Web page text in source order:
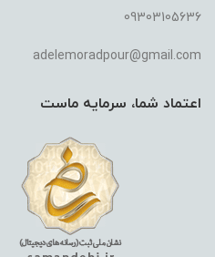
09303105636
adelemoradpour@gmail.com
اعتماد شما، سرمایه ماست